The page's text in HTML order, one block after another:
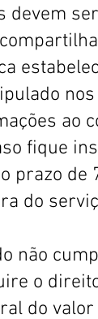
devem
ao
fique
prazo de
do
não
o
do valor